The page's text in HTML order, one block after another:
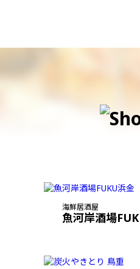
海鮮居酒屋
魚河岸酒場